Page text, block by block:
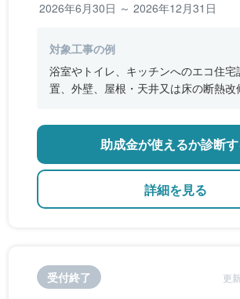
2026年6月30日 ～ 2026年12月31日
対象工事の例
浴室やトイレ、キッチンへのエコ住宅
置、外壁、屋根・天井又は床の断熱改
のバリアフリー改修
詳細を見る
助成金が使えるか診断
受付終了 更